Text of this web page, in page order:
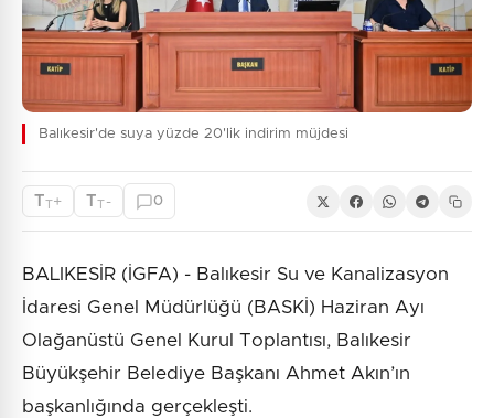
Balıkesir'de suya yüzde 20'lik indirim müjdesi
TT+ TT - 0
BALIKESİR (İGFA) - Balıkesir Su ve Kanalizasyon
İdaresi Genel Müdürlüğü (BASKİ) Haziran Ayı
Olağanüstü Genel Kurul Toplantısı, Balıkesir
Büyükşehir Belediye Başkanı Ahmet Akın’ın
başkanlığında gerçekleşti.